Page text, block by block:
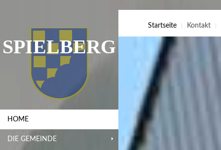
SPIELBERG
HOME
DIE GEMEINDE
Startseite Kontakt